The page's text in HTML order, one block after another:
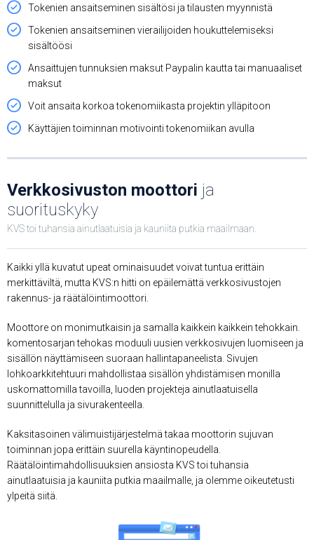
Tokenien ansaitseminen sisältösi ja tilausten myynnistä
Tokenien ansaitseminen vierailijoiden houkuttelemiseksi
sisältöösi
Ansaittujen tunnuksien maksut Paypalin kautta tai manuaaliset
maksut
Voit ansaita korkoa tokenomiikasta projektin ylläpitoon
Käyttäjien toiminnan motivointi tokenomiikan avulla
Verkkosivuston moottori ja
suorituskyky
KVS toi tuhansia ainutlaatuisia ja kauniita putkia maailmaan.
Kaikki yllä kuvatut upeat ominaisuudet voivat tuntua erittäin
merkittäviltä, ​​mutta KVS:n hitti on epäilemättä verkkosivustojen
rakennus- ja räätälöintimoottori.
Moottore on monimutkaisin ja samalla kaikkein kaikkein tehokkain.
komentosarjan tehokas moduuli uusien verkkosivujen luomiseen ja
sisällön näyttämiseen suoraan hallintapaneelista. Sivujen
lohkoarkkitehtuuri mahdollistaa sisällön yhdistämisen monilla
uskomattomilla tavoilla, luoden projekteja ainutlaatuisella
suunnittelulla ja sivurakenteella.
Kaksitasoinen välimuistijärjestelmä takaa moottorin sujuvan
toiminnan jopa erittäin suurella käyntinopeudella.
Räätälöintimahdollisuuksien ansiosta KVS toi tuhansia
ainutlaatuisia ja kauniita putkia maailmalle, ja olemme oikeutetusti
ylpeitä siitä.